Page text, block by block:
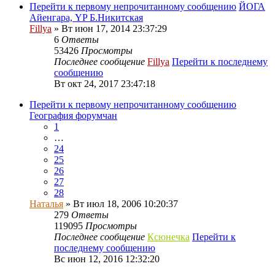
Перейти к первому непрочитанному сообщению ЙОГА
Айенгара, YP Б.Никитская
Fillya » Вт июн 17, 2014 23:37:29
6 Ответы
53426 Просмотры
Последнее сообщение Fillya Перейти к последнему
сообщению
Вт окт 24, 2017 23:47:18
Перейти к первому непрочитанному сообщению
География форумчан
1
…
24
25
26
27
28
Наталья » Вт июл 18, 2006 10:20:37
279 Ответы
119095 Просмотры
Последнее сообщение Ксюнечка Перейти к
последнему сообщению
Вс июн 12, 2016 12:32:20